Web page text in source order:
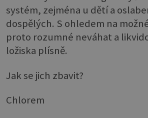
systém, zejména u dětí a
dospělých. S ohledem na
proto rozumné neváhat a
ložiska plísně.
Jak se jich zbavit?
Chlorem